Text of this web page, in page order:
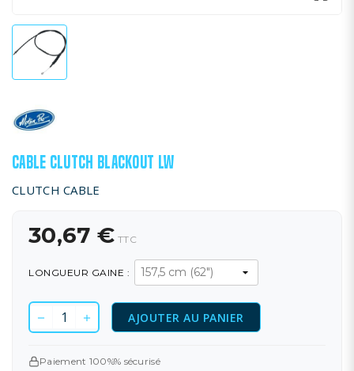
CABLE CLUTCH BLACKOUT LW
CLUTCH CABLE
30,67 € TTC
LONGUEUR GAINE :
AJOUTER AU PANIER
Paiement 100%% sécurisé